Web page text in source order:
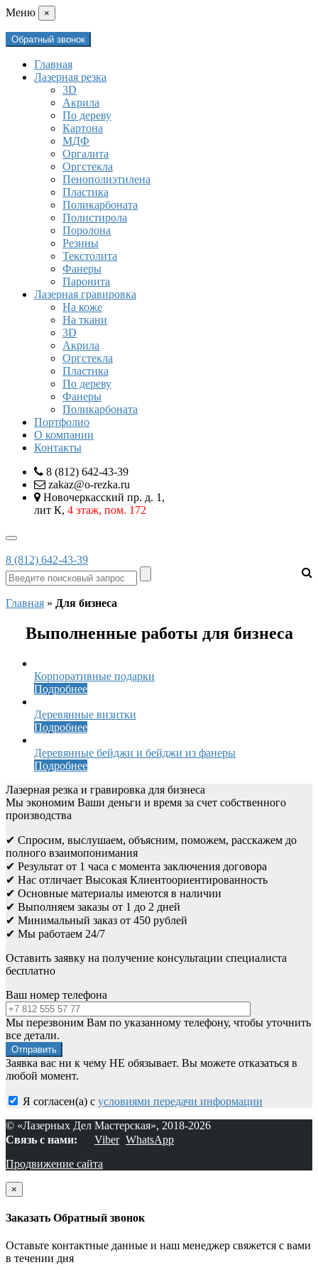
Mеню ×
Обратный звонок
Главная
Лазерная резка
3D
Акрила
По дереву
Картона
МДФ
Оргалита
Оргстекла
Пенополиэтилена
Пластика
Поликарбоната
Полистирола
Поролона
Резины
Текстолита
Фанеры
Паронита
Лазерная гравировка
На коже
На ткани
3D
Акрила
Оргстекла
Пластика
По дереву
Фанеры
Поликарбоната
Портфолио
О компании
Контакты
8 (812) 642-43-39
zakaz@o-rezka.ru
Новочеркасский пр. д. 1,
лит К, 4 этаж, пом. 172
8 (812) 642-43-39
Главная » Для бизнеса
Выполненные работы для бизнеса
Корпоративные подарки
Подробнее
Деревянные визитки
Подробнее
Деревянные бейджи и бейджи из фанеры
Подробнее
Лазерная резка и гравировка для бизнеса
Мы экономим Ваши деньги и время за счет собственного
производства
✔ Спросим, выслушаем, объясним, поможем, расскажем до
полного взаимопонимания
✔ Результат от 1 часа с момента заключения договора
✔ Нас отличает Высокая Клиентоориентированность
✔ Основные материалы имеются в наличии
✔ Выполняем заказы от 1 до 2 дней
✔ Минимальный заказ от 450 рублей
✔ Мы работаем 24/7
Оставить заявку на получение консультации специалиста
бесплатно
Ваш номер телефона
Мы перезвоним Вам по указанному телефону, чтобы уточнить
все детали.
Заявка вас ни к чему НЕ обязывает. Вы можете отказаться в
любой момент.
Я согласен(а) с условиями передачи информации
© «Лазерных Дел Мастерская», 2018-2026
Связь с нами:
Viber WhatsApp
Продвижение сайта
×
Заказать Обратный звонок
Оставьте контактные данные и наш менеджер свяжется с вами
в течении дня